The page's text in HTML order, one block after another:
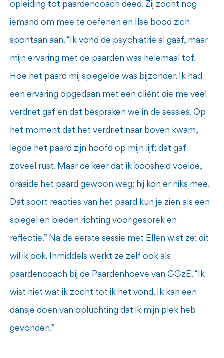
opleiding tot paardencoach deed. Zij zocht nog
iemand om mee te oefenen en Ilse bood zich
spontaan aan. “Ik vond de psychiatrie al gaaf, maar
mijn ervaring met de paarden was helemaal tof.
Hoe het paard mij spiegelde was bijzonder. Ik had
een ervaring opgedaan met een cliënt die me veel
verdriet gaf en dat bespraken we in de sessies. Op
het moment dat het verdriet naar boven kwam,
legde het paard zijn hoofd op mijn lijf; dat gaf
zoveel rust. Maar de keer dat ik boosheid voelde,
draaide het paard gewoon weg; hij kon er niks mee.
Dat soort reacties van het paard kun je zien als een
spiegel en bieden richting voor gesprek en
reflectie.” Na de eerste sessie met Ellen wist ze: dit
wil ik ook. Inmiddels werkt ze zelf ook als
paardencoach bij de Paardenhoeve van GGzE. “Ik
wist niet wat ik zocht tot ik het vond. Ik kan een
dansje doen van opluchting dat ik mijn plek heb
gevonden.”